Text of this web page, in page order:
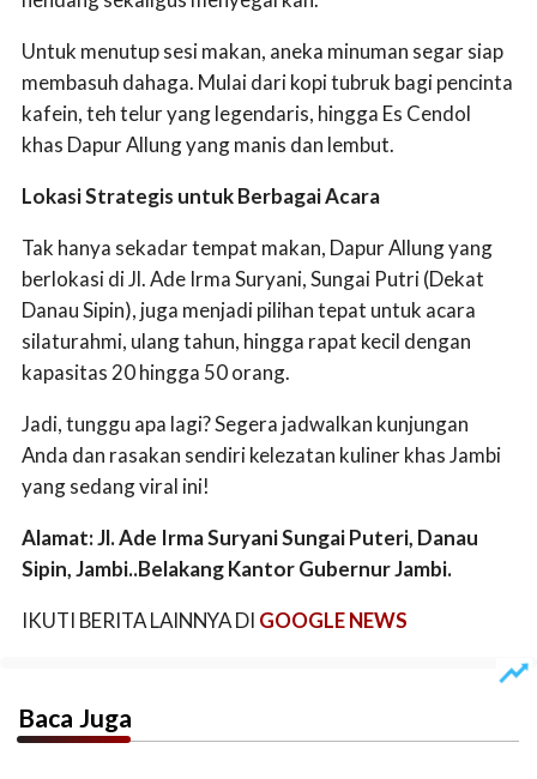
Untuk menutup sesi makan, aneka minuman segar siap
membasuh dahaga. Mulai dari kopi tubruk bagi pencinta
kafein, teh telur yang legendaris, hingga Es Cendol
khas Dapur Allung yang manis dan lembut.
Lokasi Strategis untuk Berbagai Acara
Tak hanya sekadar tempat makan, Dapur Allung yang
berlokasi di Jl. Ade Irma Suryani, Sungai Putri (Dekat
Danau Sipin), juga menjadi pilihan tepat untuk acara
silaturahmi, ulang tahun, hingga rapat kecil dengan
kapasitas 20 hingga 50 orang.
Jadi, tunggu apa lagi? Segera jadwalkan kunjungan
Anda dan rasakan sendiri kelezatan kuliner khas Jambi
yang sedang viral ini!
Alamat: Jl. Ade Irma Suryani Sungai Puteri, Danau
Sipin, Jambi..Belakang Kantor Gubernur Jambi.
IKUTI BERITA LAINNYA DI GOOGLE NEWS
Baca Juga